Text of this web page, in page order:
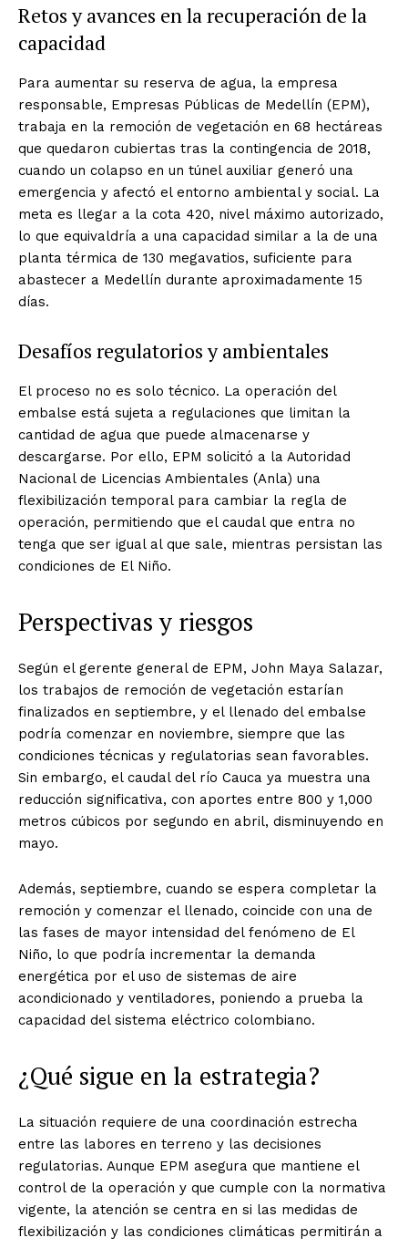
Retos y avances en la recuperación de la
capacidad
Para aumentar su reserva de agua, la empresa
responsable, Empresas Públicas de Medellín (EPM),
trabaja en la remoción de vegetación en 68 hectáreas
que quedaron cubiertas tras la contingencia de 2018,
cuando un colapso en un túnel auxiliar generó una
emergencia y afectó el entorno ambiental y social. La
meta es llegar a la cota 420, nivel máximo autorizado,
lo que equivaldría a una capacidad similar a la de una
planta térmica de 130 megavatios, suficiente para
abastecer a Medellín durante aproximadamente 15
días.
Desafíos regulatorios y ambientales
El proceso no es solo técnico. La operación del
embalse está sujeta a regulaciones que limitan la
cantidad de agua que puede almacenarse y
descargarse. Por ello, EPM solicitó a la Autoridad
Nacional de Licencias Ambientales (Anla) una
flexibilización temporal para cambiar la regla de
operación, permitiendo que el caudal que entra no
tenga que ser igual al que sale, mientras persistan las
condiciones de El Niño.
Perspectivas y riesgos
Según el gerente general de EPM, John Maya Salazar,
los trabajos de remoción de vegetación estarían
finalizados en septiembre, y el llenado del embalse
podría comenzar en noviembre, siempre que las
condiciones técnicas y regulatorias sean favorables.
Sin embargo, el caudal del río Cauca ya muestra una
reducción significativa, con aportes entre 800 y 1,000
metros cúbicos por segundo en abril, disminuyendo en
mayo.
Además, septiembre, cuando se espera completar la
remoción y comenzar el llenado, coincide con una de
las fases de mayor intensidad del fenómeno de El
Niño, lo que podría incrementar la demanda
energética por el uso de sistemas de aire
acondicionado y ventiladores, poniendo a prueba la
capacidad del sistema eléctrico colombiano.
¿Qué sigue en la estrategia?
La situación requiere de una coordinación estrecha
entre las labores en terreno y las decisiones
regulatorias. Aunque EPM asegura que mantiene el
control de la operación y que cumple con la normativa
vigente, la atención se centra en si las medidas de
flexibilización y las condiciones climáticas permitirán a